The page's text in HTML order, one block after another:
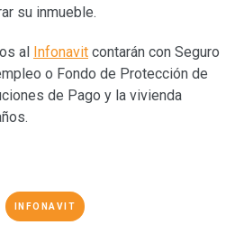
su inmueble.
al Infonavit contarán con Seguro
o Fondo de Protección de
de Pago y la vivienda
INFONAVIT